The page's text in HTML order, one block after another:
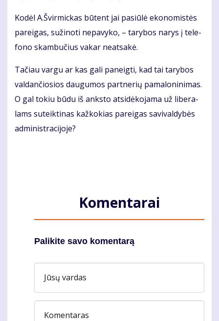
Ko­dėl A.Švir­mic­kas bū­tent jai pa­siū­lė eko­no­mis­tės
pa­rei­gas, su­ži­no­ti ne­pa­vy­ko, – ta­ry­bos na­rys į te­le­
fo­no skam­bu­čius va­kar ne­at­sa­kė.
Ta­čiau var­gu ar kas ga­li pa­neig­ti, kad tai ta­ry­bos
val­dan­čio­sios dau­gu­mos part­ne­rių pa­ma­lo­ni­ni­mas.
O gal to­kiu bū­du iš anks­to at­si­dė­ko­ja­ma už li­be­ra­
lams su­teik­ti­nas kaž­ko­kias pa­rei­gas sa­vi­val­dy­bės
ad­mi­nist­ra­ci­jo­je?
Komentarai
Palikite savo komentarą
Jūsų vardas
Komentaras